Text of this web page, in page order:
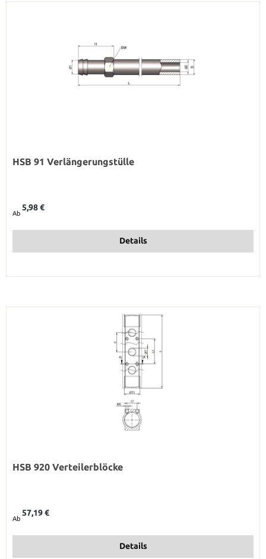
HSB 91 Verlängerungstülle
Ab
5,98 €
Details
HSB 920 Verteilerblöcke
Ab
57,19 €
Details